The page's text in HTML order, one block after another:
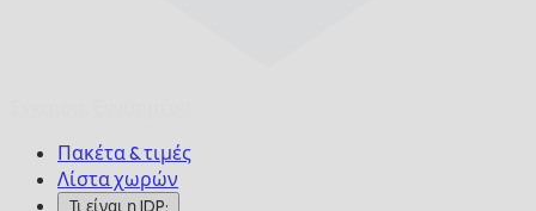
Πακέτα & τιμές
Λίστα χωρών
Τι είναι η IDP;